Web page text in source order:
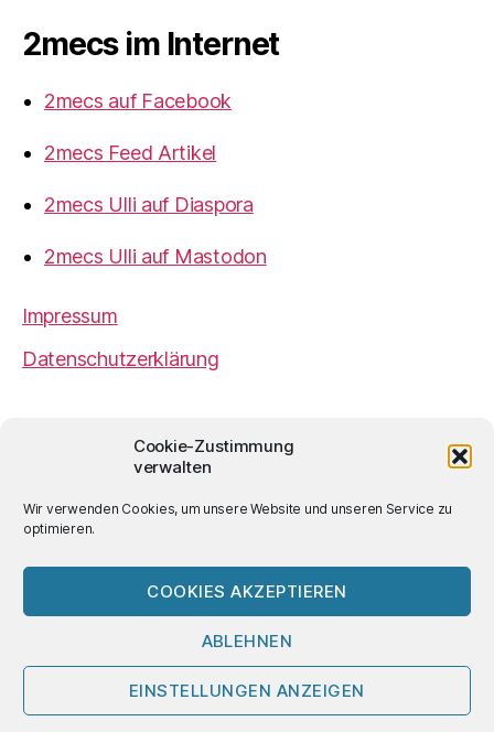
Cookie-Zustimmung
verwalten
Wir verwenden Cookies, um unsere Website und unseren Service zu
optimieren.
COOKIES AKZEPTIEREN
ABLEHNEN
EINSTELLUNGEN ANZEIGEN
2mecs im Internet
2mecs auf Facebook
2mecs Feed Artikel
2mecs Ulli auf Diaspora
2mecs Ulli auf Mastodon
Impressum
Datenschutzerklärung
Ulrich Würdemannist sofern nicht
anders angegeben lizenziert unter einer
Creative
Lizenz.